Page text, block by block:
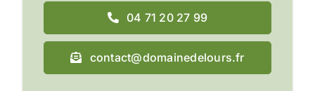
04 71 20 27 99
contact@domainedelours.fr